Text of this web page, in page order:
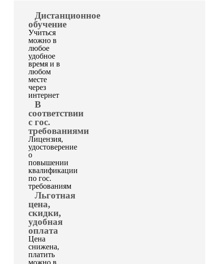
Дистанционное
обучение
Учиться
можно в
любое
удобное
время и в
любом
месте
через
интернет
В
соответствии
с гос.
требованиями
Лицензия,
удостоверение
о
повышении
квалификации
по гос.
требованиям
Льготная
цена,
скидки,
удобная
оплата
Цена
снижена,
платить
можно в